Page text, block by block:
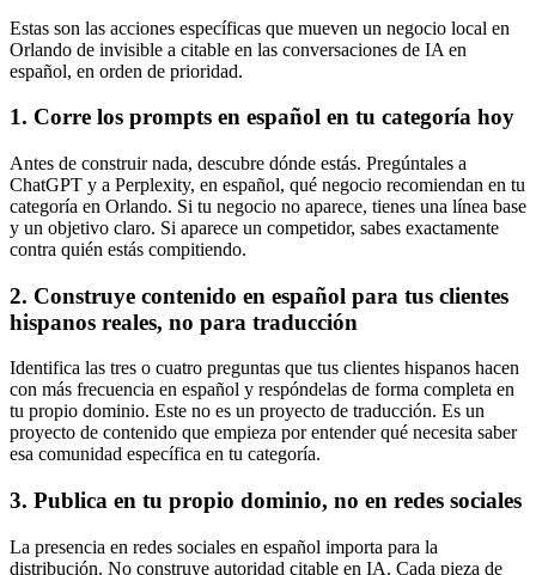
Estas son las acciones específicas que mueven un negocio local en
Orlando de invisible a citable en las conversaciones de IA en
español, en orden de prioridad.
1. Corre los prompts en español en tu categoría hoy
Antes de construir nada, descubre dónde estás. Pregúntales a
ChatGPT y a Perplexity, en español, qué negocio recomiendan en tu
categoría en Orlando. Si tu negocio no aparece, tienes una línea base
y un objetivo claro. Si aparece un competidor, sabes exactamente
contra quién estás compitiendo.
2. Construye contenido en español para tus clientes
hispanos reales, no para traducción
Identifica las tres o cuatro preguntas que tus clientes hispanos hacen
con más frecuencia en español y respóndelas de forma completa en
tu propio dominio. Este no es un proyecto de traducción. Es un
proyecto de contenido que empieza por entender qué necesita saber
esa comunidad específica en tu categoría.
3. Publica en tu propio dominio, no en redes sociales
La presencia en redes sociales en español importa para la
distribución. No construye autoridad citable en IA. Cada pieza de